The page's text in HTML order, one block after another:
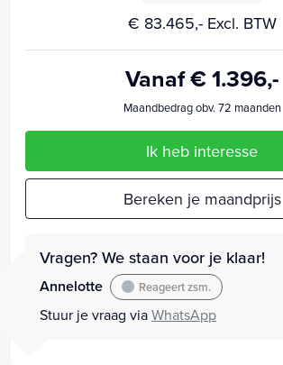
€ 83.465,- Excl. BTW
Vanaf € 1.396,-
Maandbedrag obv. 72 maanden
Ik heb interesse
Bereken je maandprijs
Vragen? We staan voor je klaar!
Annelotte Reageert zsm.
Stuur je vraag viaWhatsApp